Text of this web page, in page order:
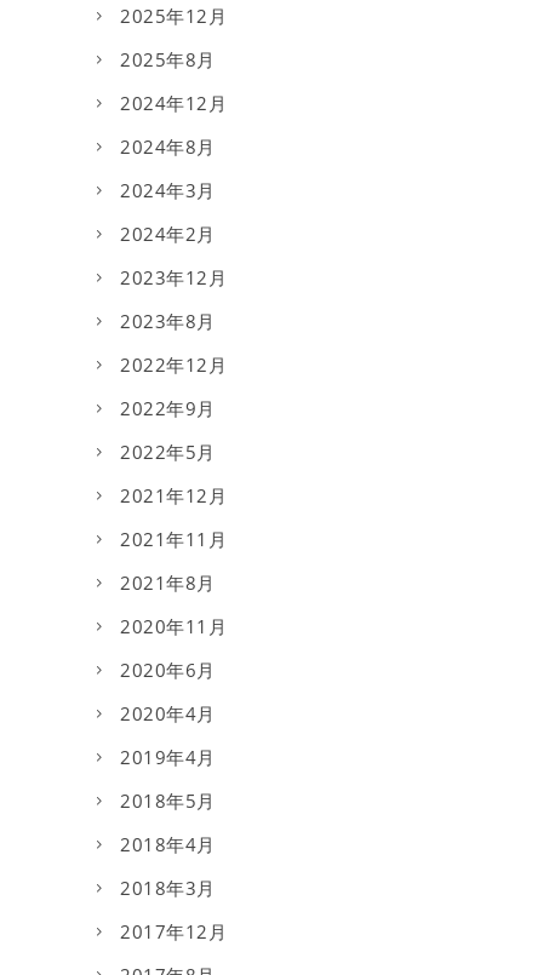
2025年12月
2025年8月
2024年12月
2024年8月
2024年3月
2024年2月
2023年12月
2023年8月
2022年12月
2022年9月
2022年5月
2021年12月
2021年11月
2021年8月
2020年11月
2020年6月
2020年4月
2019年4月
2018年5月
2018年4月
2018年3月
2017年12月